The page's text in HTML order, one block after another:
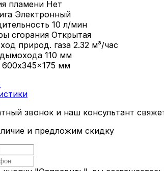
пламени Нет
Электронный
10 л/мин
сгорания Открытая
природ. газа 2.32 м³/час
110 мм
600x345x175 мм
звонок и наш консультант
и предложим скидку